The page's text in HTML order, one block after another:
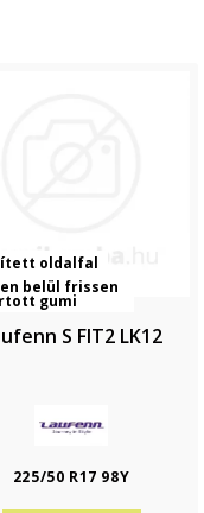
oldalfal
belül frissen
gumi
S FIT2 LK12
225/50 R17 98Y